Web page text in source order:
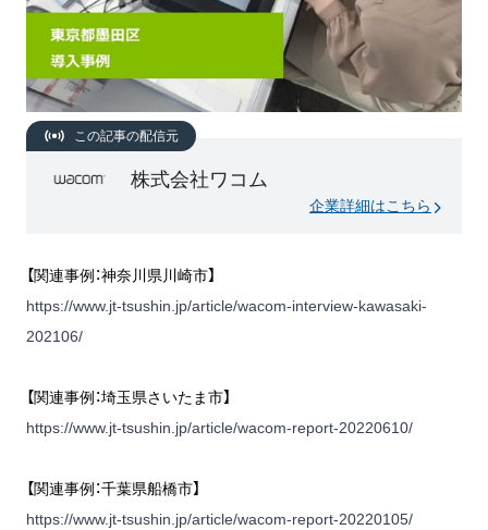
この記事の配信元
株式会社ワコム
企業詳細はこちら
【関連事例：神奈川県川崎市】
https://www.jt-tsushin.jp/article/wacom-interview-kawasaki-
202106/
【関連事例：埼玉県さいたま市】
https://www.jt-tsushin.jp/article/wacom-report-20220610/
【関連事例：千葉県船橋市】
https://www.jt-tsushin.jp/article/wacom-report-20220105/